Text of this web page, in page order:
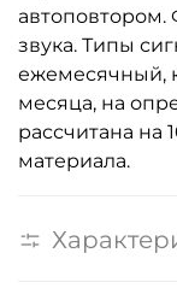
звука. Типы
ежемесячный,
месяца, на
рассчитана на
материала.